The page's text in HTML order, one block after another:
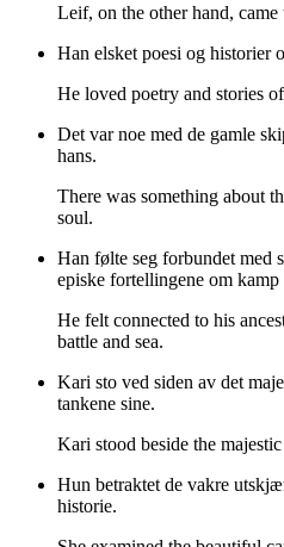
Leif, on the other hand,
Han elsket poesi og historier
He loved poetry and stories
Det var noe med de gamle
hans.
There was something about
soul.
Han følte seg forbundet med
episke fortellingene om kamp
He felt connected to his
battle and sea.
Kari sto ved siden av det
tankene sine.
Kari stood beside the
Hun betraktet de vakre
historie.